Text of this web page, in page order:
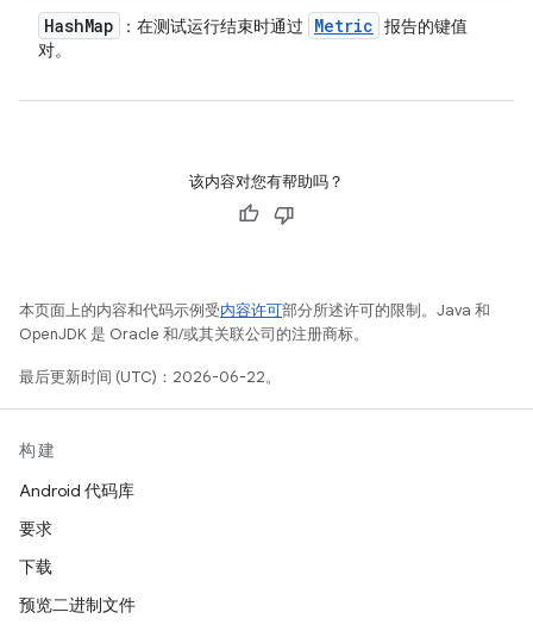
HashMap ：在测试运行结束时通过 Metric 报告的键值
对。
该内容对您有帮助吗？
本页面上的内容和代码示例受内容许可部分所述许可的限制。Java 和
OpenJDK 是 Oracle 和/或其关联公司的注册商标。
最后更新时间 (UTC)：2026-06-22。
构建
Android 代码库
要求
下载
预览二进制文件